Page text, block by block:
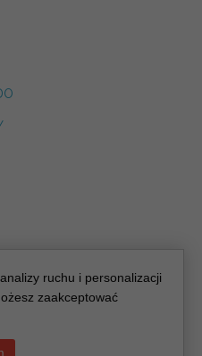
ruchu i personalizacji
zaakceptować